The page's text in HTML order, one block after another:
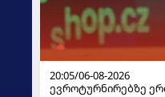
20:05/06-08-2026
ევროტურნირებზე